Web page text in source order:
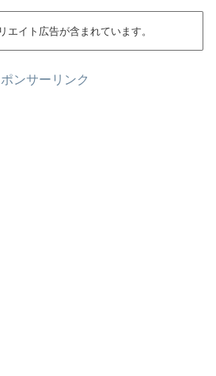
エイト広告が含まれています。
ンサーリンク